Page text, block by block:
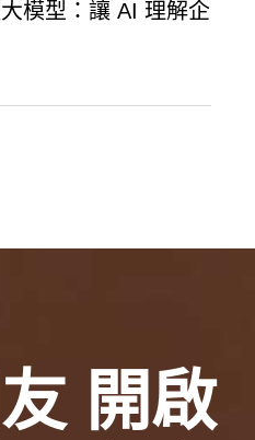
模型：讓 AI 理解企
開啟